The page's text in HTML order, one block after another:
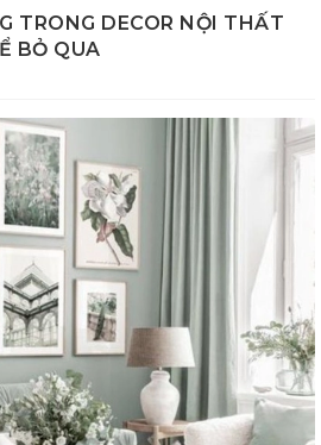
TRONG DECOR NỘI THẤT
BỎ QUA